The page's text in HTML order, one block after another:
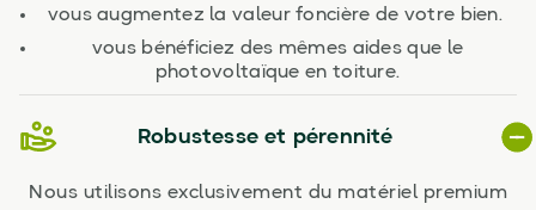
vous augmentez la valeur foncière de votre bien.
vous bénéficiez des mêmes aides que le
photovoltaïque en toiture.
Robustesse et pérennité
Nous utilisons exclusivement du matériel premium